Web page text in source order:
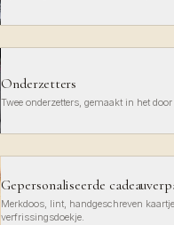
Onderzetters
Twee onderzetters, gemaakt in het
Gepersonaliseerde
Merkdoos, lint, handgeschreven
verfrissingsdoekje.